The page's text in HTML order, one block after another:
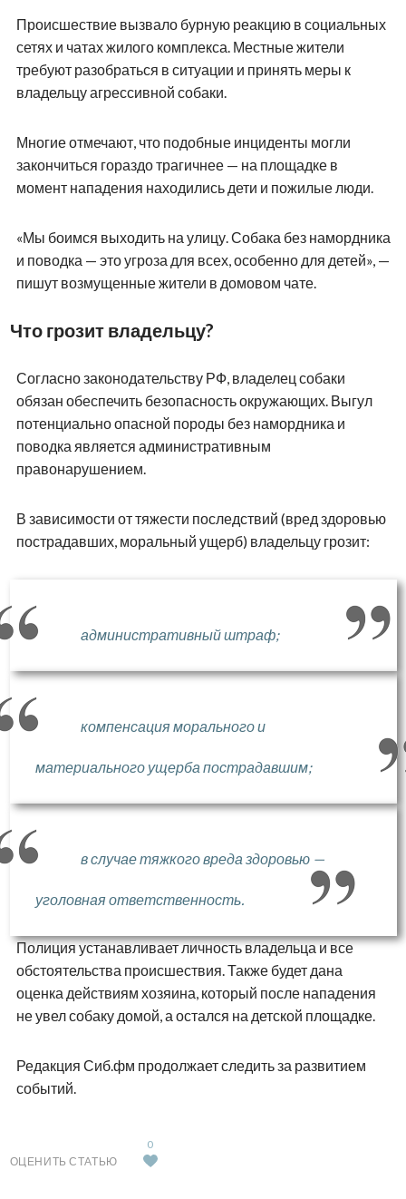
Происшествие вызвало бурную реакцию в социальных
сетях и чатах жилого комплекса. Местные жители
требуют разобраться в ситуации и принять меры к
владельцу агрессивной собаки.
Многие отмечают, что подобные инциденты могли
закончиться гораздо трагичнее — на площадке в
момент нападения находились дети и пожилые люди.
«Мы боимся выходить на улицу. Собака без намордника
и поводка — это угроза для всех, особенно для детей», —
пишут возмущенные жители в домовом чате.
Что грозит владельцу?
Согласно законодательству РФ, владелец собаки
обязан обеспечить безопасность окружающих. Выгул
потенциально опасной породы без намордника и
поводка является административным
правонарушением.
В зависимости от тяжести последствий (вред здоровью
пострадавших, моральный ущерб) владельцу грозит:
административный штраф;
компенсация морального и
материального ущерба пострадавшим;
в случае тяжкого вреда здоровью —
уголовная ответственность.
Полиция устанавливает личность владельца и все
обстоятельства происшествия. Также будет дана
оценка действиям хозяина, который после нападения
не увел собаку домой, а остался на детской площадке.
Редакция Сиб.фм продолжает следить за развитием
событий.
ОЦЕНИТЬ СТАТЬЮ
0